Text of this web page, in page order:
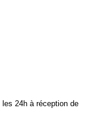
24h à réception de